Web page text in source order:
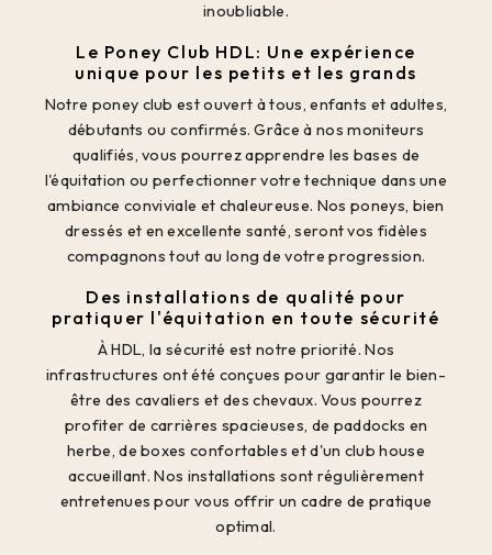
inoubliable.
Le Poney Club HDL: Une expérience
unique pour les petits et les grands
Notre poney club est ouvert à tous, enfants et adultes,
débutants ou confirmés. Grâce à nos moniteurs
qualifiés, vous pourrez apprendre les bases de
l'équitation ou perfectionner votre technique dans une
ambiance conviviale et chaleureuse. Nos poneys, bien
dressés et en excellente santé, seront vos fidèles
compagnons tout au long de votre progression.
Des installations de qualité pour
pratiquer l'équitation en toute sécurité
À HDL, la sécurité est notre priorité. Nos
infrastructures ont été conçues pour garantir le bien-
être des cavaliers et des chevaux. Vous pourrez
profiter de carrières spacieuses, de paddocks en
herbe, de boxes confortables et d'un club house
accueillant. Nos installations sont régulièrement
entretenues pour vous offrir un cadre de pratique
optimal.